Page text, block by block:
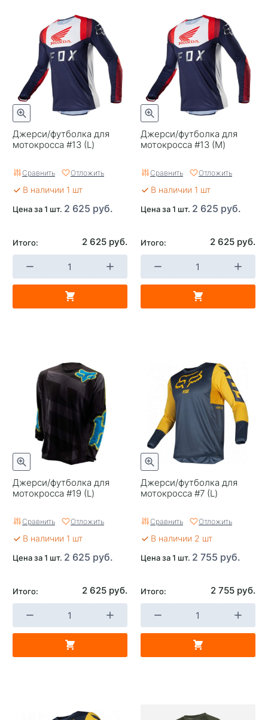
Джерси/футболка для
мотокросса #13 (L)
Сравнить Отложить
В наличии 1 шт
Цена за 1 шт. 2 625 руб.
Итого: 2 625 руб.
Джерси/футболка для
мотокросса #13 (M)
Сравнить Отложить
В наличии 1 шт
Цена за 1 шт. 2 625 руб.
Итого: 2 625 руб.
Джерси/футболка для
мотокросса #19 (L)
Сравнить Отложить
В наличии 1 шт
Цена за 1 шт. 2 625 руб.
Итого: 2 625 руб.
Джерси/футболка для
мотокросса #7 (L)
Сравнить Отложить
В наличии 2 шт
Цена за 1 шт. 2 755 руб.
Итого: 2 755 руб.